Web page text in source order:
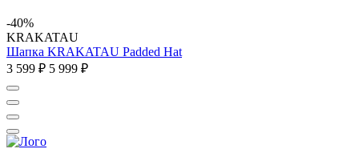
-40%
KRAKATAU
Шапка KRAKATAU Padded Hat
3 599 ₽ 5 999 ₽